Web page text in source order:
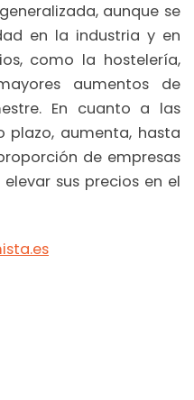
aunque se
en la industria y en
como la hostelería,
aumentos de
En cuanto a las
plazo, aumenta, hasta
de empresas
sus precios en el